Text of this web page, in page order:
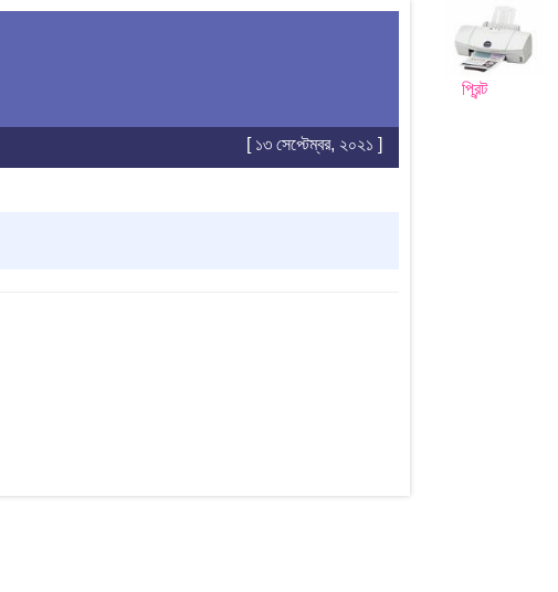
প্রিন্ট
[ ১৩ সেপ্টেম্বর, ২০২১ ]